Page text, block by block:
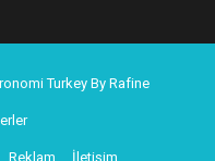
Turkey By Rafine
Reklam İletişim